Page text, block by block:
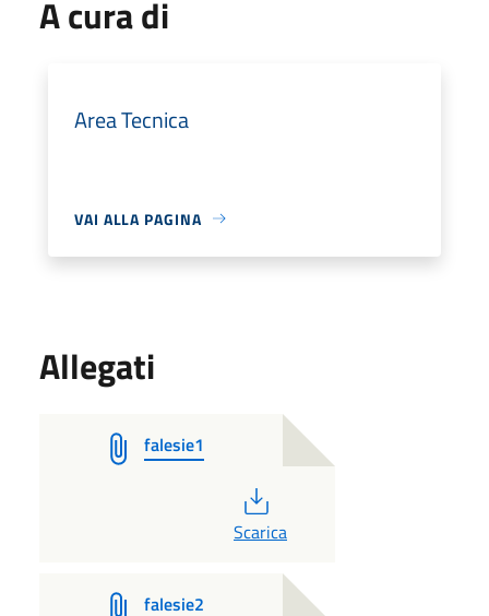
A cura di
Area Tecnica
VAI ALLA PAGINA
Allegati
falesie1
Scarica
falesie2